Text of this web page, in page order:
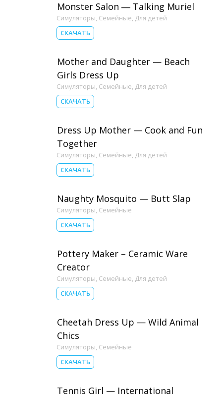
Monster Salon ― Talking Muriel
Симуляторы, Семейные, Для детей
СКАЧАТЬ
Mother and Daughter — Beach
Girls Dress Up
Симуляторы, Семейные, Для детей
СКАЧАТЬ
Dress Up Mother — Cook and Fun
Together
Симуляторы, Семейные, Для детей
СКАЧАТЬ
Naughty Mosquito — Butt Slap
Симуляторы, Семейные
СКАЧАТЬ
Pottery Maker – Ceramic Ware
Creator
Симуляторы, Семейные, Для детей
СКАЧАТЬ
Cheetah Dress Up — Wild Animal
Chics
Симуляторы, Семейные
СКАЧАТЬ
Tennis Girl — International